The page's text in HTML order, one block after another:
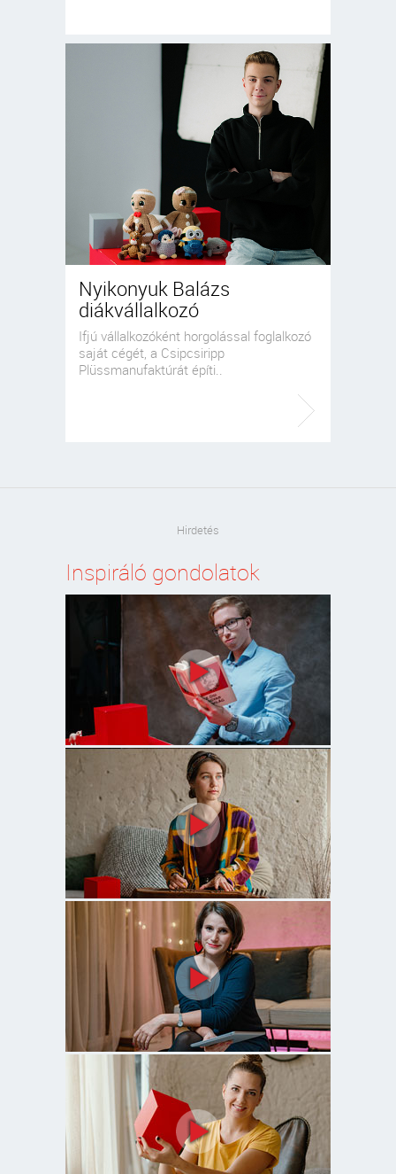
Nyikonyuk Balázs
diákvállalkozó
Ifjú vállalkozóként horgolással foglalkozó
saját cégét, a Csipcsiripp
Plüssmanufaktúrát építi..
Hirdetés
Inspiráló gondolatok